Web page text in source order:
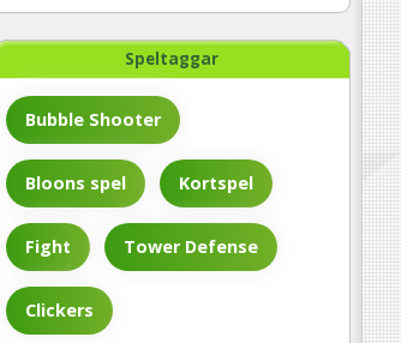
Speltaggar
Bubble Shooter
Bloons spel Kortspel
Fight Tower Defense
Clickers